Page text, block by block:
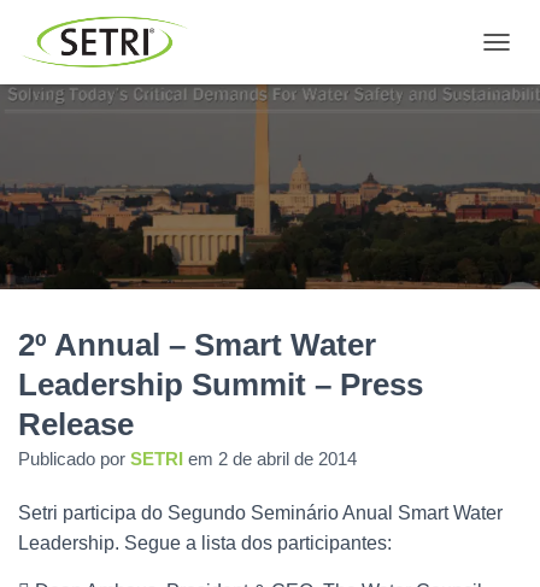
O
G
N
A
G
2º Annual – Smart Water
Leadership Summit – Press
Release
Publicado por SETRI em 2 de abril de 2014
Setri participa do Segundo Seminário Anual Smart Water
Leadership. Segue a lista dos participantes: